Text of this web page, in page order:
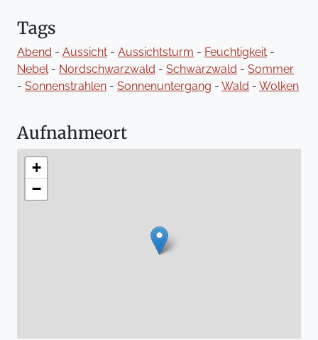
Tags
Abend - Aussicht - Aussichtsturm - Feuchtigkeit -
Nebel- Nordschwarzwald - Schwarzwald - Sommer
- Sonnenstrahlen - Sonnenuntergang - Wald - Wolken
Aufnahmeort
+
−